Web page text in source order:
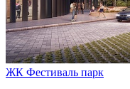
ЖК Фестиваль парк